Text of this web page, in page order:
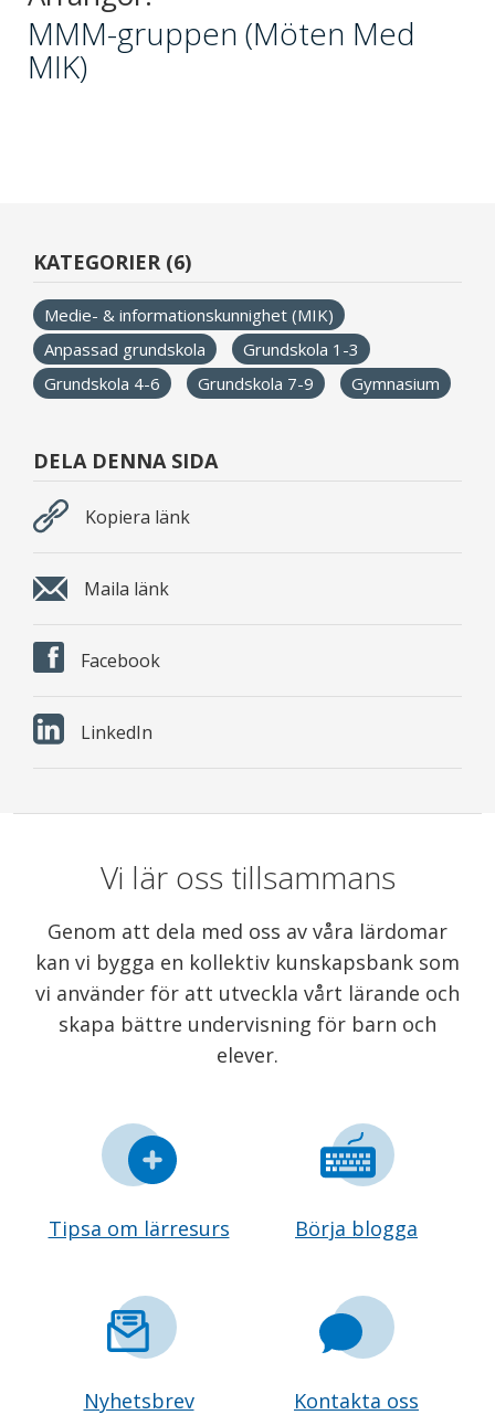
MMM-gruppen (Möten Med
MIK)
KATEGORIER (6)
Medie- & informationskunnighet (MIK)
Anpassad grundskola
Grundskola 1-3
Grundskola 4-6
Grundskola 7-9 Gymnasium
DELA DENNA SIDA
Kopiera länk
Maila länk
Facebook
LinkedIn
Vi lär oss tillsammans
Genom att dela med oss av våra lärdomar
kan vi bygga en kollektiv kunskapsbank som
vi använder för att utveckla vårt lärande och
skapa bättre undervisning för barn och
elever.
Tipsa om lärresurs Börja blogga
Nyhetsbrev Kontakta oss